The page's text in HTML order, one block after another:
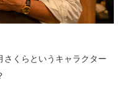
さくらというキャラクター